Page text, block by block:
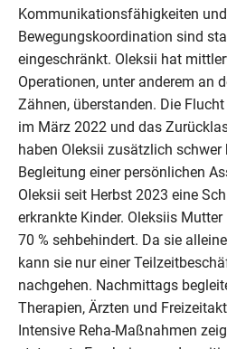
Kommunikationsfähigkeiten und
Bewegungskoordination sind
eingeschränkt. Oleksii hat
Operationen, unter anderem an
Zähnen, überstanden. Die
im März 2022 und das
haben Oleksii zusätzlich schwer
Begleitung einer persönlichen
Oleksii seit Herbst 2023 eine
erkrankte Kinder. Oleksiis
70 % sehbehindert. Da sie
kann sie nur einer
nachgehen. Nachmittags
Therapien, Ärzten und
Intensive Reha-Maßnahmen